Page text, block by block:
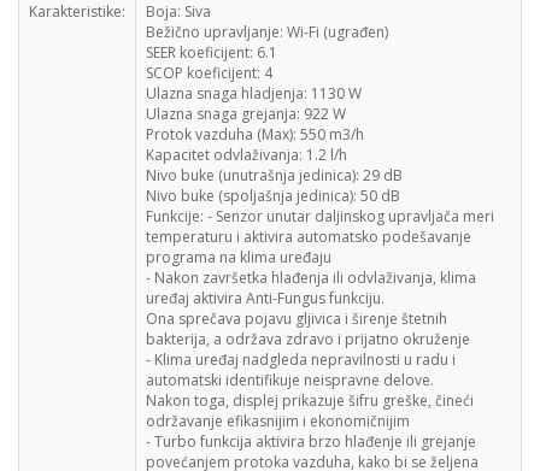
Karakteristike:
Boja: Siva
Bežično upravljanje: Wi-Fi (ugrađen)
SEER koeficijent: 6.1
SCOP koeficijent: 4
Ulazna snaga hladjenja: 1130 W
Ulazna snaga grejanja: 922 W
Protok vazduha (Max): 550 m3/h
Kapacitet odvlaživanja: 1.2 l/h
Nivo buke (unutrašnja jedinica): 29 dB
Nivo buke (spoljašnja jedinica): 50 dB
Funkcije: - Senzor unutar daljinskog upravljača meri
temperaturu i aktivira automatsko podešavanje
programa na klima uređaju
- Nakon završetka hlađenja ili odvlaživanja, klima
uređaj aktivira Anti-Fungus funkciju.
Ona sprečava pojavu gljivica i širenje štetnih
bakterija, a održava zdravo i prijatno okruženje
- Klima uređaj nadgleda nepravilnosti u radu i
automatski identifikuje neispravne delove.
Nakon toga, displej prikazuje šifru greške, čineći
održavanje efikasnijim i ekonomičnijim
- Turbo funkcija aktivira brzo hlađenje ili grejanje
povećanjem protoka vazduha, kako bi se željena